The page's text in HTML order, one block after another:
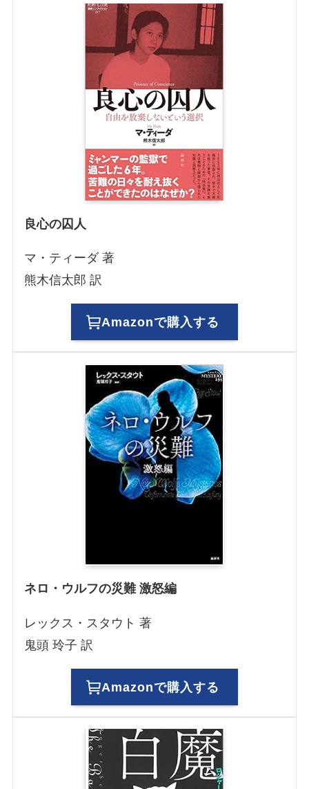
良心の囚人
マ・ティーダ 著
熊木信太郎 訳
Amazonで購入する
ネロ・ウルフの災難激怒編
レックス・スタウト 著
鬼頭 玲子 訳
Amazonで購入する